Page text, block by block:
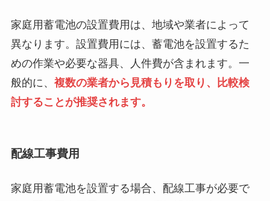
家庭用蓄電池の設置費用は、地域や業者によって
異なります。設置費用には、蓄電池を設置するた
めの作業や必要な器具、人件費が含まれます。一
般的に、 複数の業者から見積もりを取り、比較検
討することが推奨されます。
配線工事費用
家庭用蓄電池を設置する場合、配線工事が必要で